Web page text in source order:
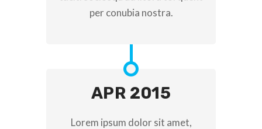
per conubia nostra.
APR 2015
Lorem ipsum dolor sit amet,